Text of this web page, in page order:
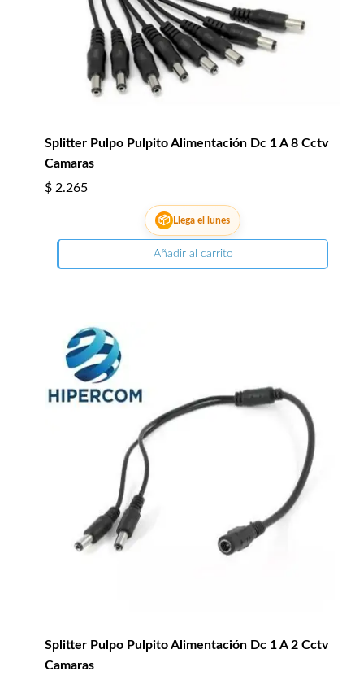
Splitter Pulpo Pulpito Alimentación Dc 1 A 8 Cctv
Camaras
$ 2.265
📦 Llega el lunes
Añadir al carrito
Splitter Pulpo Pulpito Alimentación Dc 1 A 2 Cctv
Camaras